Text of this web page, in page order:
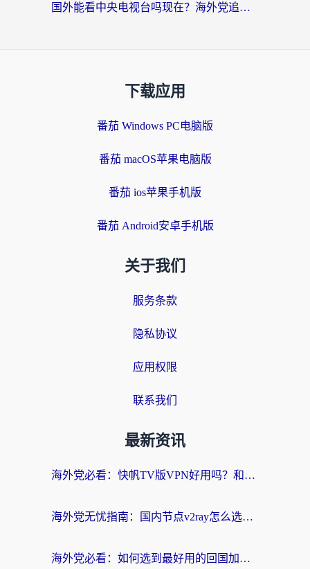
国外能看中央电视台吗现在？海外党追剧看央视的实用指南
下载应用
番茄 Windows PC电脑版
番茄 macOS苹果电脑版
番茄 ios苹果手机版
番茄 Android安卓手机版
关于我们
服务条款
隐私协议
应用权限
联系我们
最新资讯
海外党必看：快帆TV版VPN好用吗？和快游VPN对比哪个回国效果更好？附实用避坑指南
海外党无忧指南：国内节点v2ray怎么选？一键回国VPN+多场景实测帮你避坑
海外党必看：如何选到最好用的回国加速器？从节点到售后的全维度指南